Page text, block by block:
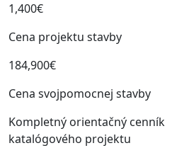
1,400€
Cena projektu stavby
184,900€
Cena svojpomocnej stavby
Kompletný orientačný cenník
katalógového projektu